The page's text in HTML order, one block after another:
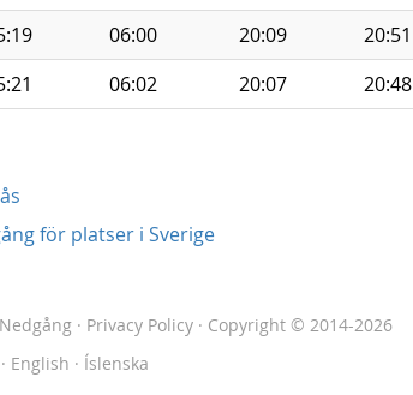
06:00 20:09 20:51
06:02 20:07 20:48
för platser i Sverige
· Privacy Policy · Copyright © 2014-2026
· English · Íslenska